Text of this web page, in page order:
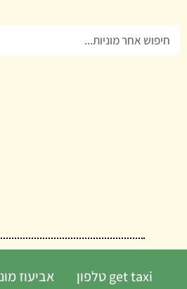
לתוכן
get taxi טלפון אביעוז